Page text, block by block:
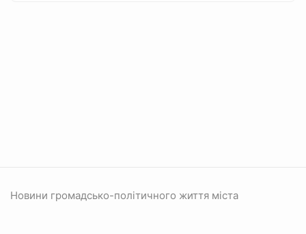
Новини громадсько-політичного життя міста